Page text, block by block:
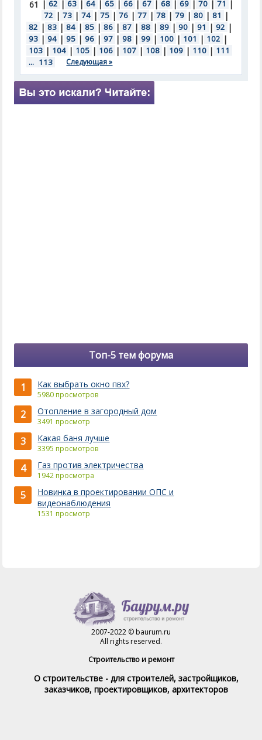
61 | 62 | 63 | 64 | 65 | 66 | 67 | 68 | 69 | 70 | 71 |
72 | 73 | 74 | 75 | 76 | 77 | 78 | 79 | 80 | 81 |
82 | 83 | 84 | 85 | 86 | 87 | 88 | 89 | 90 | 91 | 92 |
93 | 94 | 95 | 96 | 97 | 98 | 99 | 100 | 101 | 102 |
103 | 104 | 105 | 106 | 107 | 108 | 109 | 110 | 111
... 113 Следующая »
Топ-5 тем форума
1 Как выбрать окно пвх?
5980 просмотров
2 Отопление в загородный дом
3491 просмотр
3 Какая баня лучше
3395 просмотров
4 Газ против электричества
1942 просмотра
5
Новинка в проектировании ОПС и
видеонаблюдения
1531 просмотр
2007-2022 © baurum.ru
All rights reserved.
Строительство и ремонт
О строительстве - для строителей, застройщиков,
заказчиков, проектировщиков, архитекторов